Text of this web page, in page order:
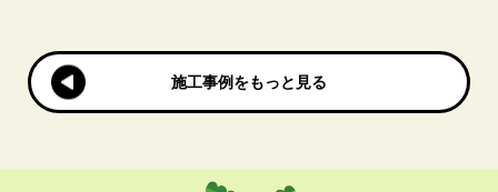
施工事例をもっと見る
施工事例をもっと見る